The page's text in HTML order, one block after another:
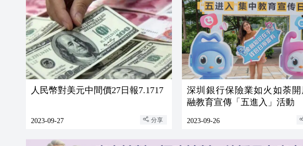
人民幣對美元中間價27日報7.1717
2023-09-27 分享
深圳銀行保險業如火如荼開
融教育宣傳「五進入」活動
2023-09-26